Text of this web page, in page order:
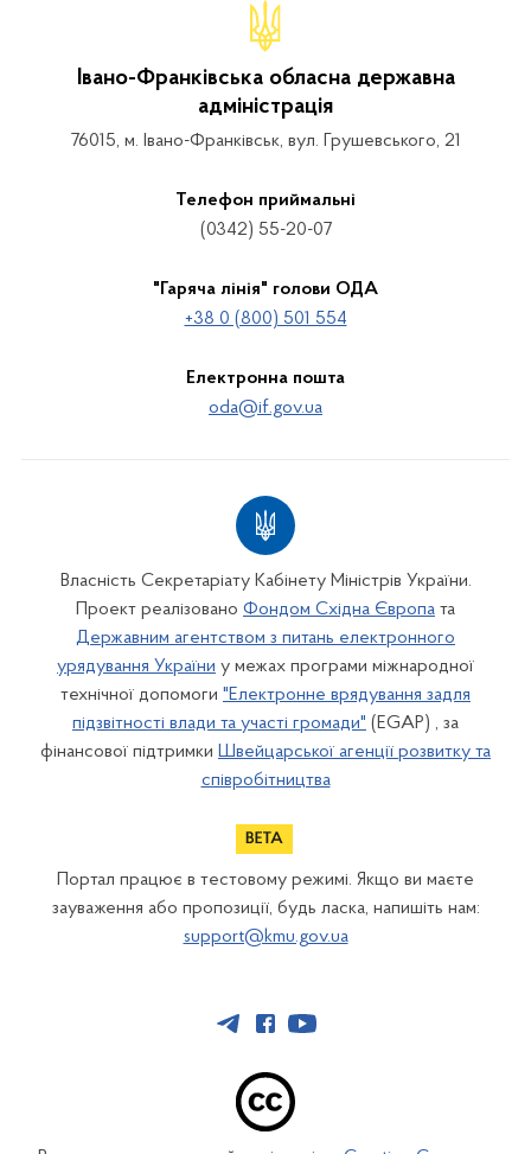
Івано-Франківська обласна державна
адміністрація
76015, м. Івано-Франківськ, вул. Грушевського, 21
Телефон приймальні
(0342) 55-20-07
"Гаряча лінія" голови ОДА
+38 0 (800) 501 554
Електронна пошта
oda@if.gov.ua
Власність Секретаріату Кабінету Міністрів України.
Проект реалізовано Фондом Східна Європа та
Державним агентством з питань електронного
урядування України у межах програми міжнародної
технічної допомоги "Електронне врядування задля
підзвітності влади та участі громади" (EGAP) , за
фінансової підтримки Швейцарської агенції розвитку та
співробітництва
Портал працює в тестовому режимі. Якщо ви маєте
зауваження або пропозиції, будь ласка, напишіть нам:
support@kmu.gov.ua